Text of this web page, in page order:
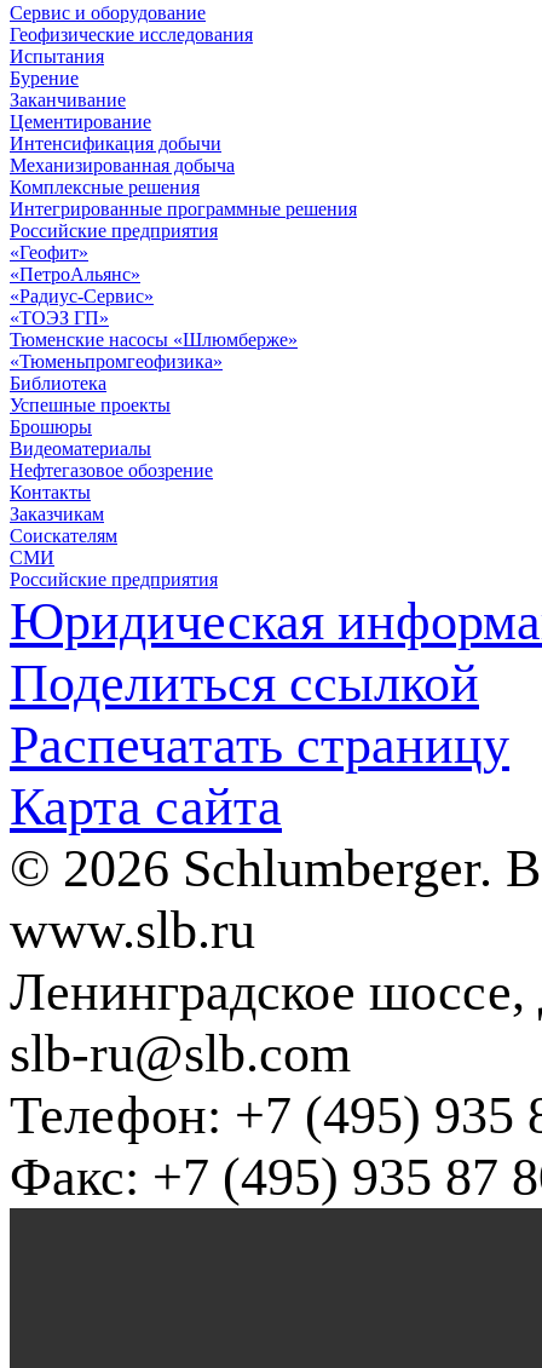
Сервис и оборудование
Геофизические исследования
Испытания
Бурение
Заканчивание
Цементирование
Интенсификация добычи
Механизированная добыча
Комплексные решения
Интегрированные программные решения
Российские предприятия
«Геофит»
«ПетроАльянс»
«Радиус-Сервис»
«ТОЭЗ ГП»
Тюменские насосы «Шлюмберже»
«Тюменьпромгеофизика»
Библиотека
Успешные проекты
Брошюры
Видеоматериалы
Нефтегазовое обозрение
Контакты
Заказчикам
Соискателям
СМИ
Российские предприятия
Юридическая
Поделиться ссылкой
Распечатать страницу
Карта сайта
© 2026 Schlumberger.
www.slb.ru
Ленинградское
slb-ru@slb.com
Телефон: +7 (495) 935
Факс: +7 (495) 935 87